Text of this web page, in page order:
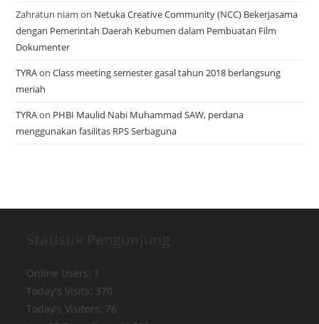
Zahratun niam on Netuka Creative Community (NCC) Bekerjasama
dengan Pemerintah Daerah Kebumen dalam Pembuatan Film
Dokumenter
TYRAonClass meeting semester gasal tahun 2018 berlangsung
meriah
TYRAon PHBI Maulid Nabi Muhammad SAW, perdana
menggunakan fasilitas RPS Serbaguna
Online Users: 1
Today's Visits: 370
Today's Visitors: 76